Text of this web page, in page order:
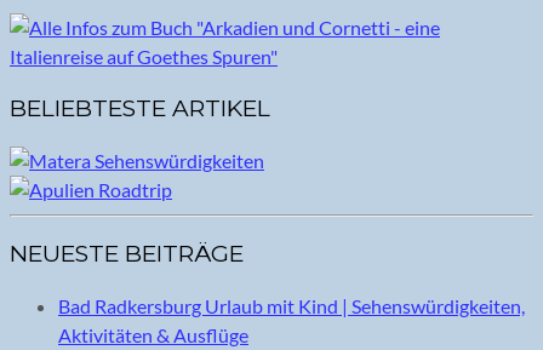
BELIEBTESTE ARTIKEL
NEUESTE BEITRÄGE
Bad Radkersburg Urlaub mit Kind | Sehenswürdigkeiten,
Aktivitäten & Ausflüge